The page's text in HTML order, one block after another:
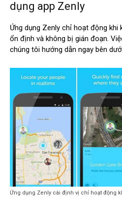
dụng app Zenly
Ứng dụng Zenly chỉ hoạt động khi
ổn định và không bị gián đoạn.
chúng tôi hướng dẫn ngay bên
Ứng dụng Zenly cài định vị chỉ hoạt động